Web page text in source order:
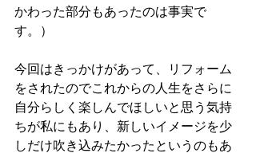
かわった部分もあったのは事実で
す。）
今回はきっかけがあって、リフォーム
をされたのでこれからの人生をさらに
自分らしく楽しんでほしいと思う気持
ちが私にもあり、新しいイメージを少
しだけ吹き込みたかったというのもあ